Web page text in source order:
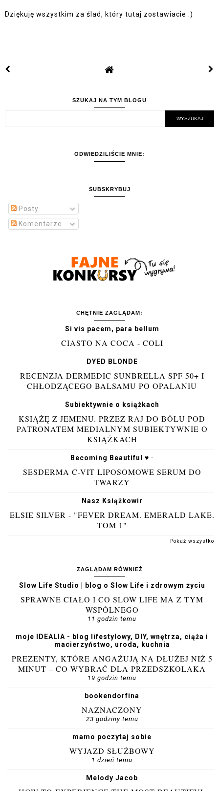
Dziękuję wszystkim za ślad, który tutaj zostawiacie :)
SZUKAJ NA TYM BLOGU
ODWIEDZILIŚCIE MNIE:
SUBSKRYBUJ
Posty
Komentarze
CHĘTNIE ZAGLĄDAM:
Si vis pacem, para bellum
CIASTO NA COCA - COLI
DYED BLONDE
RECENZJA DERMEDIC SUNBRELLA SPF 50+ I
CHŁODZĄCEGO BALSAMU PO OPALANIU
Subiektywnie o książkach
KSIĄŻĘ Z JEMENU. PRZEZ RAJ DO BÓLU POD
PATRONATEM MEDIALNYM SUBIEKTYWNIE O
KSIĄŻKACH
Becoming Beautiful ♥ ·
SESDERMA C-VIT LIPOSOMOWE SERUM DO
TWARZY
Nasz Książkowir
ELSIE SILVER - "FEVER DREAM. EMERALD LAKE.
TOM 1"
Pokaż wszystko
ZAGLĄDAM RÓWNIEŻ
Slow Life Studio | blog o Slow Life i zdrowym życiu
SPRAWNE CIAŁO I CO SLOW LIFE MA Z TYM
WSPÓLNEGO
11 godzin temu
moje IDEALIA - blog lifestylowy, DIY, wnętrza, ciąża i
macierzyństwo, uroda, kuchnia
PREZENTY, KTÓRE ANGAŻUJĄ NA DŁUŻEJ NIŻ 5
MINUT – CO WYBRAĆ DLA PRZEDSZKOLAKA
19 godzin temu
bookendorfina
NAZNACZONY
23 godziny temu
mamo poczytaj sobie
WYJAZD SŁUŻBOWY
1 dzień temu
Melody Jacob